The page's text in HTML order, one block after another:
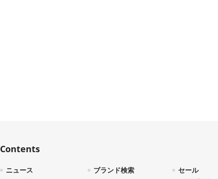
Contents
ニュース
ブランド検索
セール